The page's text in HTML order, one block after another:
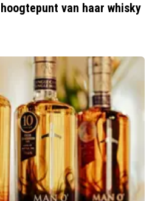
van haar whisky